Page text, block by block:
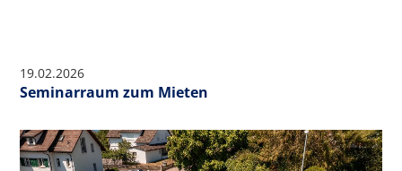
19.02.2026
Seminarraum zum Mieten